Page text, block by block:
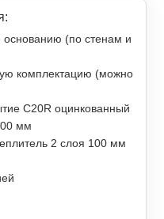
(по стенам и
комплектацию (можно
С20R оцинкованный
мм
2 слоя 100 мм